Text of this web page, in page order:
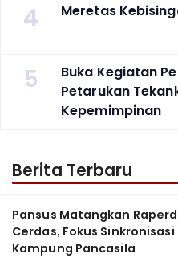
4 Meretas
5
Buka Kegiatan
Petarukan
Kepemimpinan
Berita Terbaru
Pansus Matangkan
Cerdas, Fokus
Kampung Pancasila